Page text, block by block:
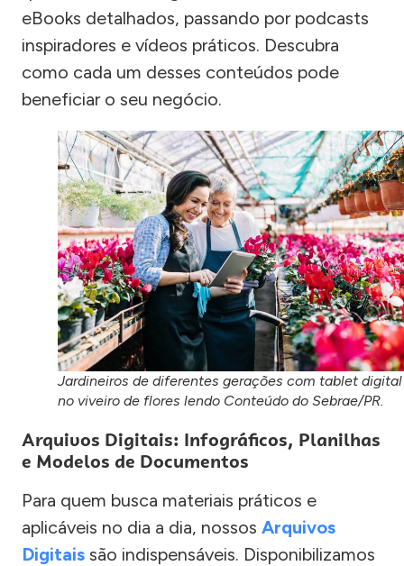
eBooks detalhados, passando por podcasts
inspiradores e vídeos práticos. Descubra
como cada um desses conteúdos pode
beneficiar o seu negócio.
Jardineiros de diferentes gerações com tablet digital
no viveiro de flores lendo Conteúdo do Sebrae/PR.
Arquivos Digitais: Infográficos, Planilhas
e Modelos de Documentos
Para quem busca materiais práticos e
aplicáveis no dia a dia, nossos Arquivos
Digitais são indispensáveis. Disponibilizamos